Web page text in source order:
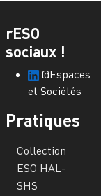
rESO
sociaux !
@Espaces
et Sociétés
Pratiques
Collection
ESO HAL-
SHS